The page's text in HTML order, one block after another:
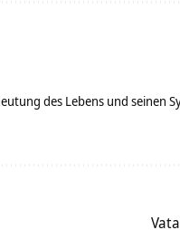
des Lebens und seinen